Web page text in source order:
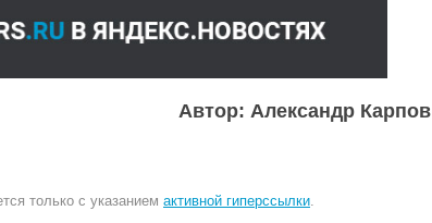
Автор: Александр Карпов
только с указанием активной гиперссылки.